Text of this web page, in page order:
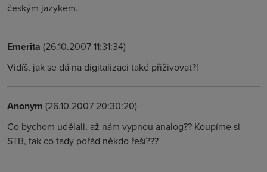
českým jazykem.
Emerita (26.10.2007 11:31:34)
Vidíš, jak se dá na digitalizaci také přiživovat?!
Anonym (26.10.2007 20:30:20)
Co bychom udělali, až nám vypnou analog?? Koupíme si
STB, tak co tady pořád někdo řeší???